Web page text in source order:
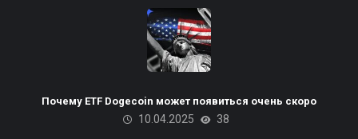
Почему ETF Dogecoin может появиться очень скоро
10.04.2025 38